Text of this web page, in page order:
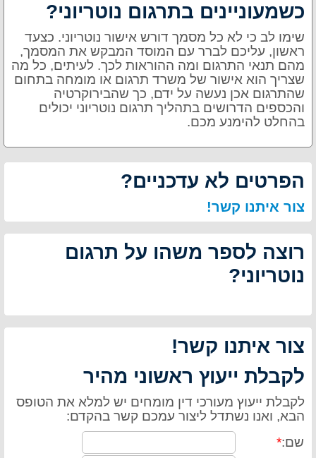
כשמעוניינים בתרגום נוטריוני?
שימו לב כי לא כל מסמך דורש אישור נוטריוני. כצעד
ראשון, עליכם לברר עם המוסד המבקש את המסמך,
מהם תנאי התרגום ומה ההוראות לכך. לעיתים, כל מה
שצריך הוא אישור של משרד תרגום או מומחה בתחום
שהתרגום אכן נעשה על ידם, כך שהבירוקרטיה
והכספים הדרושים בתהליך תרגום נוטריוני יכולים
בהחלט להימנע מכם.
הפרטים לא עדכניים?
צור איתנו קשר!
רוצה לספר משהו על תרגום
נוטריוני?
צור איתנו קשר!
לקבלת ייעוץ ראשוני מהיר
לקבלת ייעוץ מעורכי דין מומחים יש למלא את הטופס
הבא, ואנו נשתדל ליצור עמכם קשר בהקדם:
שם:*